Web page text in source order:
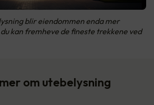
blir eiendommen enda mer
kan fremheve de fineste trekkene ved
om utebelysning